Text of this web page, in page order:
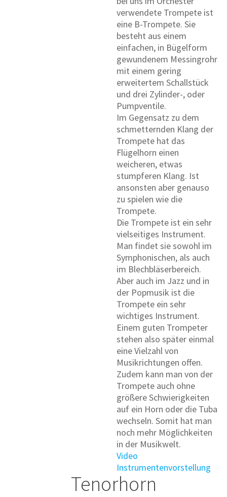
verwendete Trompete ist
eine B-Trompete. Sie
besteht aus einem
einfachen, in Bügelform
gewundenem Messingrohr
mit einem gering
erweitertem Schallstück
und drei Zylinder-, oder
Pumpventile.
Im Gegensatz zu dem
schmetternden Klang der
Trompete hat das
Flügelhorn einen
weicheren, etwas
stumpferen Klang. Ist
ansonsten aber genauso
zu spielen wie die
Trompete.
Die Trompete ist ein sehr
vielseitiges Instrument.
Man findet sie sowohl im
Symphonischen, als auch
im Blechbläserbereich.
Aber auch im Jazz und in
der Popmusik ist die
Trompete ein sehr
wichtiges Instrument.
Einem guten Trompeter
stehen also später einmal
eine Vielzahl von
Musikrichtungen offen.
Zudem kann man von der
Trompete auch ohne
größere Schwierigkeiten
auf ein Horn oder die Tuba
wechseln. Somit hat man
noch mehr Möglichkeiten
in der Musikwelt.
Video
Instrumentenvorstellung
Tenorhorn